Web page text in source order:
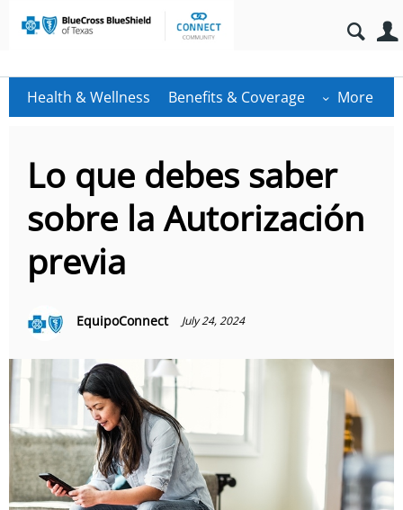
Health & Wellness Benefits & Coverage More
Lo que debes saber
sobre la Autorización
previa
EquipoConnect July 24, 2024